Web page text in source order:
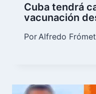
Cuba tendrá
vacunación
Por Alfredo